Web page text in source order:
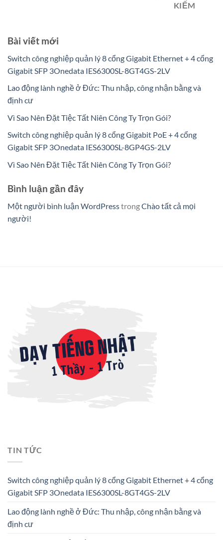
KIẾM
Bài viết mới
Switch công nghiệp quản lý 8 cổng Gigabit Ethernet + 4 cổng
Gigabit SFP 3Onedata IES6300SL-8GT4GS-2LV
Lao động lành nghề ở Đức: Thu nhập, công nhận bằng và
định cư
Vì Sao Nên Đặt Tiệc Tất Niên Công Ty Trọn Gói?
Switch công nghiệp quản lý 8 cổng Gigabit PoE + 4 cổng
Gigabit SFP 3Onedata IES6300SL-8GP4GS-2LV
Vì Sao Nên Đặt Tiệc Tất Niên Công Ty Trọn Gói?
Bình luận gần đây
Một người bình luận WordPresstrongChào tất cả mọi
người!
TIN TỨC
Switch công nghiệp quản lý 8 cổng Gigabit Ethernet + 4 cổng
Gigabit SFP 3Onedata IES6300SL-8GT4GS-2LV
Lao động lành nghề ở Đức: Thu nhập, công nhận bằng và
định cư